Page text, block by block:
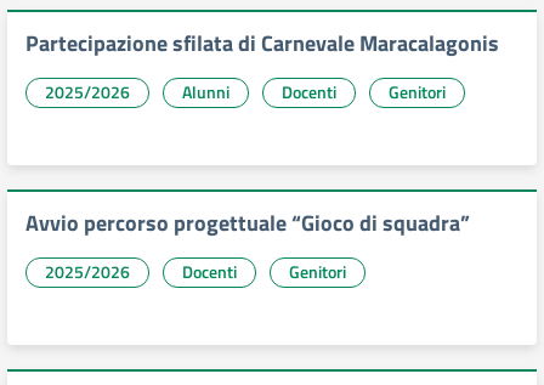
Partecipazione sfilata di Carnevale Maracalagonis
2025/2026 Alunni Docenti Genitori
Avvio percorso progettuale “Gioco di squadra”
2025/2026 Docenti Genitori